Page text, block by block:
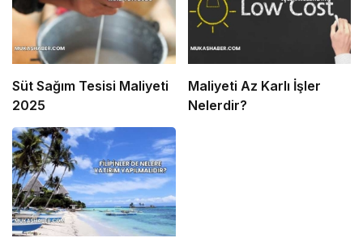
Süt Sağım Tesisi Maliyeti
2025
Maliyeti Az Karlı İşler
Nelerdir?